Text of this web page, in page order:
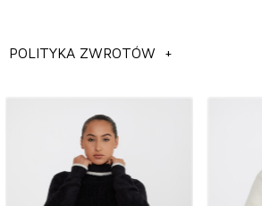
cm, biodra: 96 cm, waga: 60 kg.
Informacje ogólne
Hurtownia modeli swetrów damskich z dzianiny,
POLITYKA ZWROTÓW +